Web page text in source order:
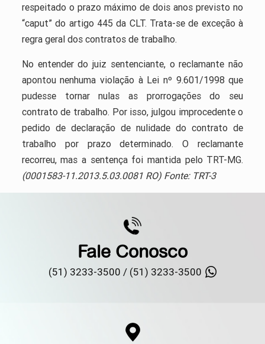
respeitado o prazo máximo de dois anos previsto no
“caput” do artigo 445 da CLT. Trata-se de exceção à
regra geral dos contratos de trabalho.
No entender do juiz sentenciante, o reclamante não
apontou nenhuma violação à Lei nº 9.601/1998 que
pudesse tornar nulas as prorrogações do seu
contrato de trabalho. Por isso, julgou improcedente o
pedido de declaração de nulidade do contrato de
trabalho por prazo determinado. O reclamante
recorreu, mas a sentença foi mantida pelo TRT-MG.
(0001583-11.2013.5.03.0081 RO) Fonte: TRT-3
Fale Conosco
(51) 3233-3500 / (51) 3233-3500